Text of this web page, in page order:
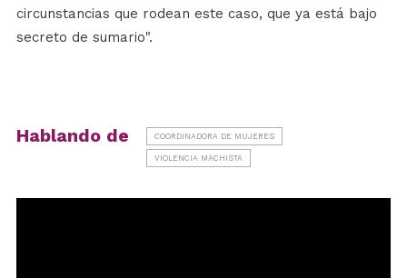
circunstancias que rodean este caso, que ya está bajo
secreto de sumario".
Hablando de COORDINADORA DE MUJERES
VIOLENCIA MACHISTA